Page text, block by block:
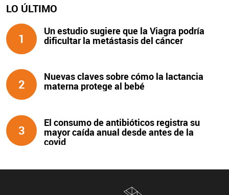
LO ÚLTIMO
1
Un estudio sugiere que la Viagra podría
dificultar la metástasis del cáncer
2
Nuevas claves sobre cómo la lactancia
materna protege al bebé
3
El consumo de antibióticos registra su
mayor caída anual desde antes de la
covid